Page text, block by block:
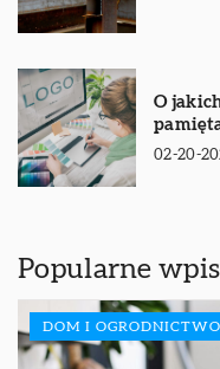
O
02-20-
Popularne
DOM I OGRODNICTWO